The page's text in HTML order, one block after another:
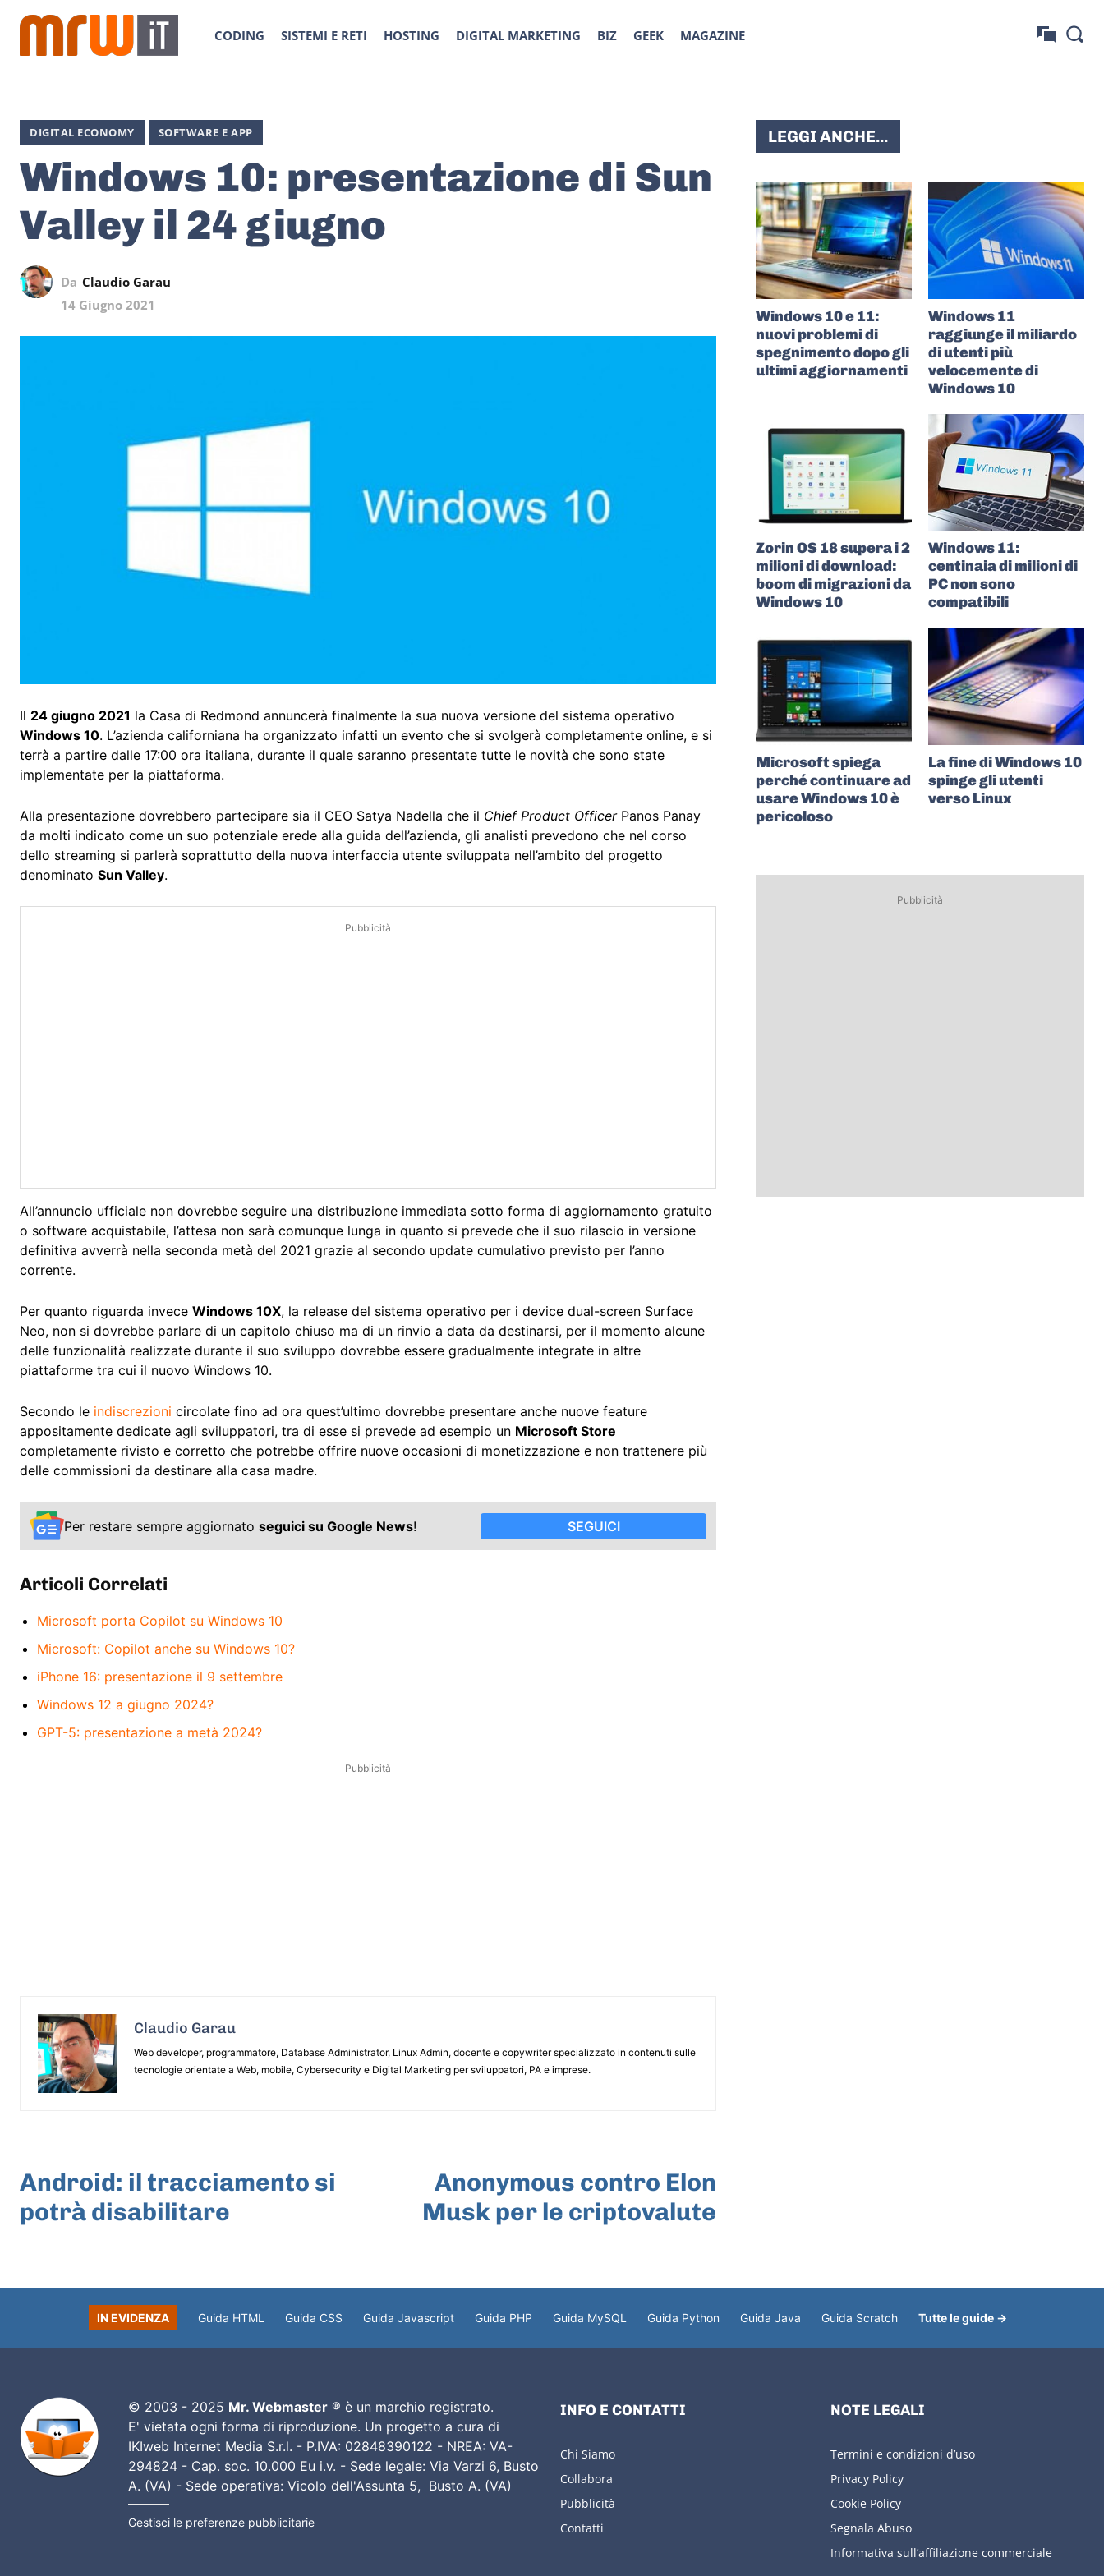
CODING SISTEMI E RETI HOSTING DIGITAL MARKETING BIZ GEEK MAGAZINE
DIGITAL ECONOMY SOFTWARE E APP
Windows 10: presentazione di Sun
Valley il 24 giugno
Da Claudio Garau
14 Giugno 2021
Il 24 giugno 2021 la Casa di Redmond annuncerà finalmente la sua nuova versione del sistema operativo
Windows 10. L’azienda californiana ha organizzato infatti un evento che si svolgerà completamente online, e si
terrà a partire dalle 17:00 ora italiana, durante il quale saranno presentate tutte le novità che sono state
implementate per la piattaforma.
Alla presentazione dovrebbero partecipare sia il CEO Satya Nadella che il Chief Product OfficerPanos Panay
da molti indicato come un suo potenziale erede alla guida dell’azienda, gli analisti prevedono che nel corso
dello streaming si parlerà soprattutto della nuova interfaccia utente sviluppata nell’ambito del progetto
denominato Sun Valley.
Pubblicità
All’annuncio ufficiale non dovrebbe seguire una distribuzione immediata sotto forma di aggiornamento gratuito
o software acquistabile, l’attesa non sarà comunque lunga in quanto si prevede che il suo rilascio in versione
definitiva avverrà nella seconda metà del 2021 grazie al secondo update cumulativo previsto per l’anno
corrente.
Per quanto riguarda invece Windows 10X, la release del sistema operativo per i device dual-screen Surface
Neo, non si dovrebbe parlare di un capitolo chiuso ma di un rinvio a data da destinarsi, per il momento alcune
delle funzionalità realizzate durante il suo sviluppo dovrebbe essere gradualmente integrate in altre
piattaforme tra cui il nuovo Windows 10.
Secondo le indiscrezioni circolate fino ad ora quest’ultimo dovrebbe presentare anche nuove feature
appositamente dedicate agli sviluppatori, tra di esse si prevede ad esempio un Microsoft Store
completamente rivisto e corretto che potrebbe offrire nuove occasioni di monetizzazione e non trattenere più
delle commissioni da destinare alla casa madre.
Per restare sempre aggiornato seguici su Google News! SEGUICI
Articoli Correlati
Microsoft porta Copilot su Windows 10
Microsoft: Copilot anche su Windows 10?
iPhone 16: presentazione il 9 settembre
Windows 12 a giugno 2024?
GPT-5: presentazione a metà 2024?
Pubblicità
Claudio Garau
Web developer, programmatore, Database Administrator, Linux Admin, docente e copywriter specializzato in contenuti sulle
tecnologie orientate a Web, mobile, Cybersecurity e Digital Marketing per sviluppatori, PA e imprese.
Android: il tracciamento si
potrà disabilitare
Anonymous contro Elon
Musk per le criptovalute
LEGGI ANCHE...
Windows 10 e 11:
nuovi problemi di
spegnimento dopo gli
ultimi aggiornamenti
Windows 11
raggiunge il miliardo
di utenti più
velocemente di
Windows 10
Zorin OS 18 supera i 2
milioni di download:
boom di migrazioni da
Windows 10
Windows 11:
centinaia di milioni di
PC non sono
compatibili
Microsoft spiega
perché continuare ad
usare Windows 10 è
pericoloso
La fine di Windows 10
spinge gli utenti
verso Linux
Pubblicità
IN EVIDENZA Guida HTML Guida CSS Guida Javascript Guida PHP Guida MySQL Guida Python Guida Java Guida Scratch Tutte le guide →
© 2003 - 2025 Mr. Webmaster® è un marchio registrato.
E' vietata ogni forma di riproduzione. Un progetto a cura di
IKIweb Internet Media S.r.l. - P.IVA: 02848390122 - NREA: VA-
294824 - Cap. soc. 10.000 Eu i.v. - Sede legale: Via Varzi 6, Busto
A. (VA) - Sede operativa: Vicolo dell'Assunta 5, Busto A. (VA)
Gestisci le preferenze pubblicitarie
INFO E CONTATTI
Chi Siamo
Collabora
Pubblicità
Contatti
NOTE LEGALI
Termini e condizioni d’uso
Privacy Policy
Cookie Policy
Segnala Abuso
Informativa sull’affiliazione commerciale